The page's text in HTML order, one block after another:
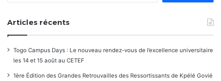
Articles récents
Togo Campus Days : Le nouveau rendez-vous de l’excellence universitaire
les 14 et 15 août au CETEF
1ère Édition des Grandes Retrouvailles des Ressortissants de Kpélé Govié